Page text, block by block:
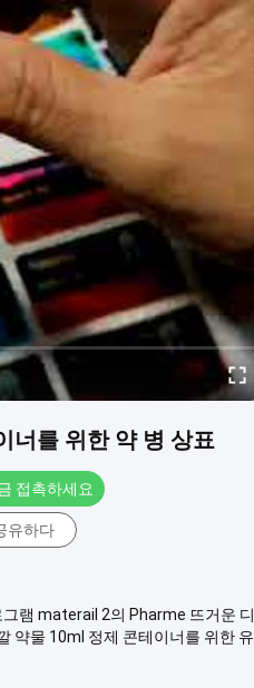
너를 위한 약 병 상표
접촉하세요
유하다
램 materail 2의 Pharme 뜨거운 디
약물 10ml 정제 콘테이너를 위한 유